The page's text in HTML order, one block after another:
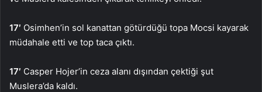
17′ Osimhen’in sol kanattan götürdüğü topa Mocsi kayarak
müdahale etti ve top taca çıktı.
17′ Casper Hojer’in ceza alanı dışından çektiği şut
Muslera’da kaldı.